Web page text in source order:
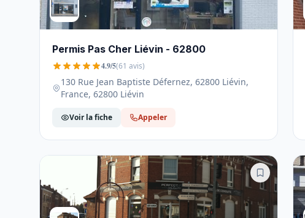
Permis Pas Cher Liévin - 62800
4.9/5(61 avis)
130 Rue Jean Baptiste Défernez, 62800 Liévin,
France, 62800 Liévin
Voir la fiche Appeler